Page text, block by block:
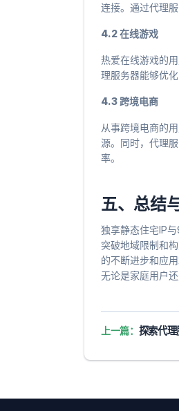
连接。通过代理
4.2 在线游戏
热爱在线游戏的
理服务器能够优
4.3 跨境电商
从事跨境电商的
源。同时，代理
率。
五、总结
独享静态住宅IP
突破地域限制和
的不断进步和应
无论是家庭用户
上一篇： 探索代